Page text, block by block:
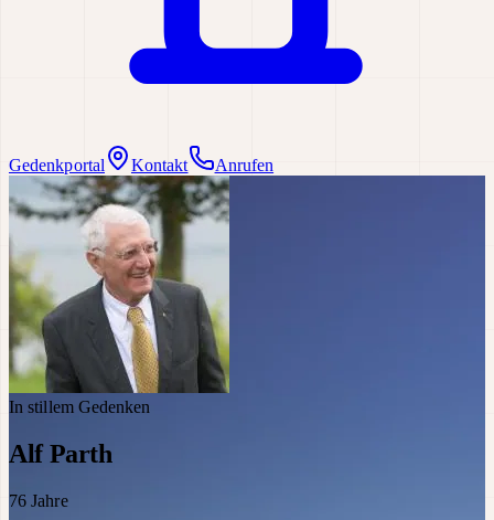
Gedenkportal Kontakt Anrufen
In stillem Gedenken
Alf Parth
76 Jahre